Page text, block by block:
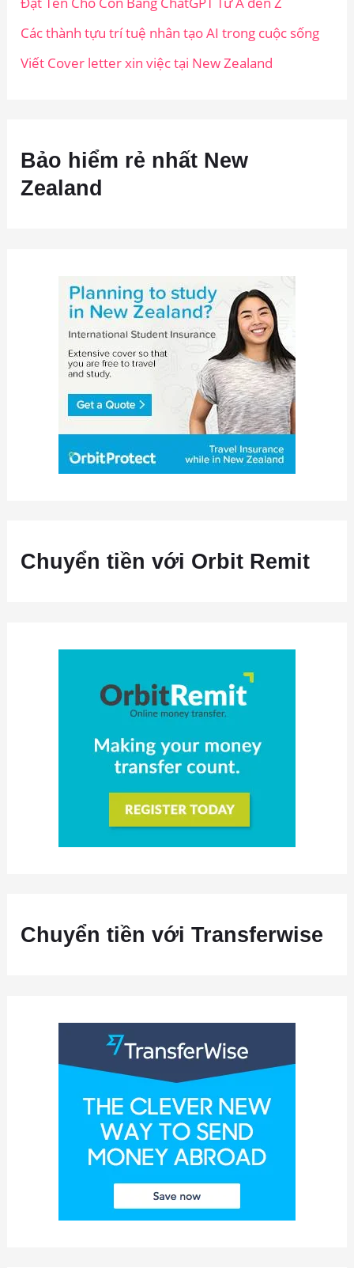
Các thành tựu trí tuệ nhân tạo AI trong cuộc sống
Viết Cover letter xin việc tại New Zealand
Bảo hiểm rẻ nhất New
Zealand
Chuyển tiền với Orbit Remit
Chuyển tiền với Transferwise